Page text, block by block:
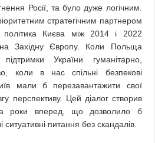
Росії, та було дуже логічним.
стратегічним партнером
політика Києва між 2014 і 2022
на Західну Європу. Коли Польща
України гуманітарно,
коли в нас спільні безпекові
мали б перезавантажити свої
перспективу. Цей діалог створив
роки вперед, що дозволило б
питання без скандалів.